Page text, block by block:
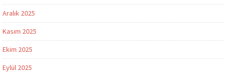
Aralık 2025
Kasım 2025
Ekim 2025
Eylül 2025